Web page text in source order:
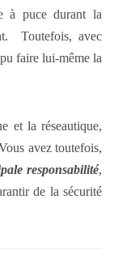
à puce durant la
Toutefois, avec
faire lui-même la
et la réseautique,
avez toutefois,
responsabilité,
de la sécurité